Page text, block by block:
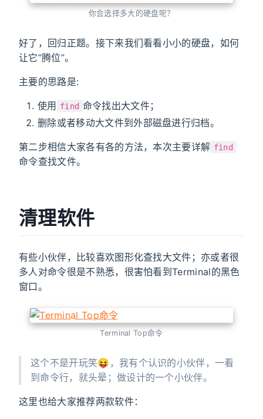
你会选择多大的硬盘呢？
好了，回归正题。接下来我们看看小小的硬盘，如何
让它“腾位”。
主要的思路是:
使用 find 命令找出大文件；
删除或者移动大文件到外部磁盘进行归档。
第二步相信大家各有各的方法，本次主要详解 find
命令查找文件。
清理软件
有些小伙伴，比较喜欢图形化查找大文件；亦或者很
多人对命令很是不熟悉，很害怕看到Terminal的黑色
窗口。
Terminal Top命令
这个不是开玩笑😝，我有个认识的小伙伴，一看
到命令行，就头晕；做设计的一个小伙伴。
这里也给大家推荐两款软件：